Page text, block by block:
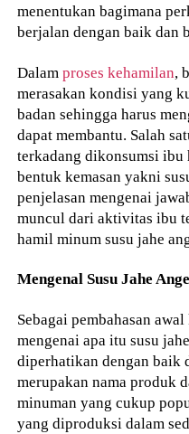
menentukan bagimana
berjalan dengan baik dan
Dalamproses kehamilan,
merasakan kondisi yang
badan sehingga harus
dapat membantu. Salah
terkadang dikonsumsi ibu
bentuk kemasan yakni
penjelasan mengenai
muncul dari aktivitas ibu
hamil minum susu jahe
Mengenal Susu Jahe
Sebagai pembahasan
mengenai apa itu susu
diperhatikan dengan baik
merupakan nama produk
minuman yang cukup
yang diproduksi dalam